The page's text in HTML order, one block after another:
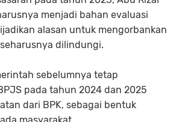
menjadi bahan evaluasi
alasan untuk mengorbankan
dilindungi.
sebelumnya tetap
pada tahun 2024 dan 2025
dari BPK, sebagai bentuk